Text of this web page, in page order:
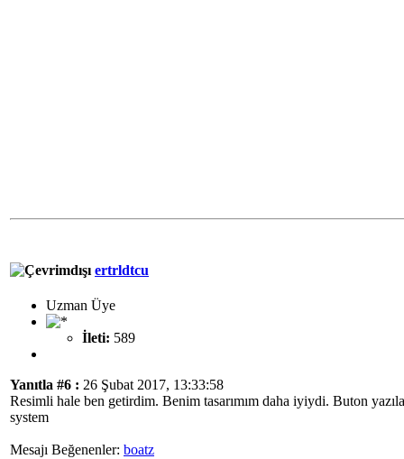
ertrldtcu
Uzman Üye
İleti: 589
Yanıtla #6 : 26 Şubat 2017, 13:33:58
Resimli hale ben getirdim. Benim tasarımım daha iyiydi. Buton
system
Mesajı Beğenenler: boatz